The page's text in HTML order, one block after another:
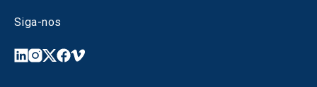
Siga-nos